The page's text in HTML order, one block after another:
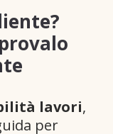
lavori,
per